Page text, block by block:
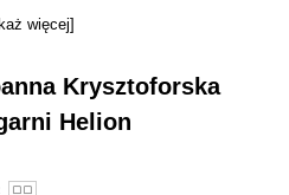
się w nim klocki Lego®!
współprace
licznych podroży po
więcej]
Krysztoforska
Helion